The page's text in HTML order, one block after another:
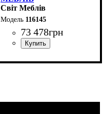
Світ Меблів
116145
73 478грн